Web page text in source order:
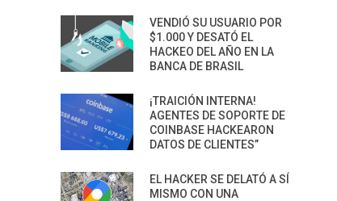
VENDIÓ SU USUARIO POR
$1.000 Y DESATÓ EL
HACKEO DEL AÑO EN LA
BANCA DE BRASIL
¡TRAICIÓN INTERNA!
AGENTES DE SOPORTE DE
COINBASE HACKEARON
DATOS DE CLIENTES”
EL HACKER SE DELATÓ A SÍ
MISMO CON UNA